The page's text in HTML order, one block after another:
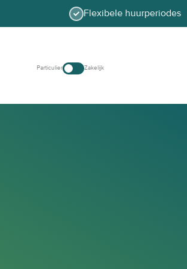
Flexibele huurperiodes
Particulier Zakelijk